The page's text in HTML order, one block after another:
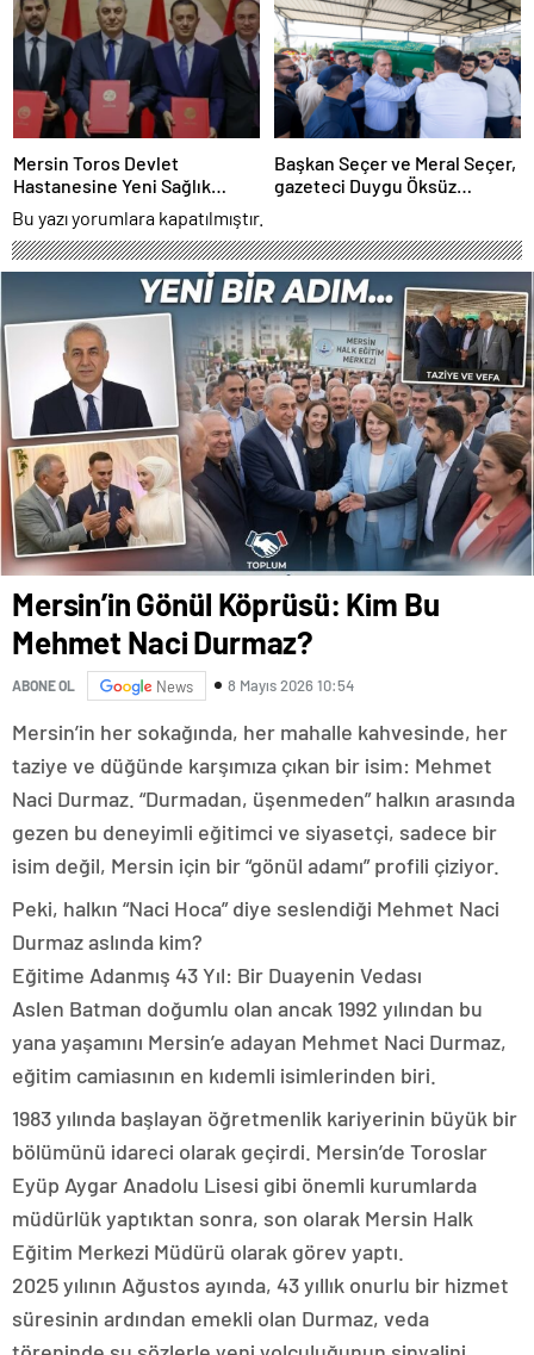
Mersin Toros Devlet
Hastanesine Yeni Sağlık
Üniteleri Kuruluyor
Başkan Seçer ve Meral Seçer,
gazeteci Duygu Öksüz
Bu yazı yorumlara kapatılmıştır.
Mersin’in Gönül Köprüsü: Kim Bu
Mehmet Naci Durmaz?
ABONE OL News 8 Mayıs 2026 10:54
​Mersin’in her sokağında, her mahalle kahvesinde, her
taziye ve düğünde karşımıza çıkan bir isim: Mehmet
Naci Durmaz. “Durmadan, üşenmeden” halkın arasında
gezen bu deneyimli eğitimci ve siyasetçi, sadece bir
isim değil, Mersin için bir “gönül adamı” profili çiziyor.
Peki, halkın “Naci Hoca” diye seslendiği Mehmet Naci
Durmaz aslında kim?
​Eğitime Adanmış 43 Yıl: Bir Duayenin Vedası
​Aslen Batman doğumlu olan ancak 1992 yılından bu
yana yaşamını Mersin’e adayan Mehmet Naci Durmaz,
eğitim camiasının en kıdemli isimlerinden biri.
1983 yılında başlayan öğretmenlik kariyerinin büyük bir
bölümünü idareci olarak geçirdi. Mersin’de Toroslar
Eyüp Aygar Anadolu Lisesi gibi önemli kurumlarda
müdürlük yaptıktan sonra, son olarak Mersin Halk
Eğitim Merkezi Müdürü olarak görev yaptı.
​2025 yılının Ağustos ayında, 43 yıllık onurlu bir hizmet
süresinin ardından emekli olan Durmaz, veda